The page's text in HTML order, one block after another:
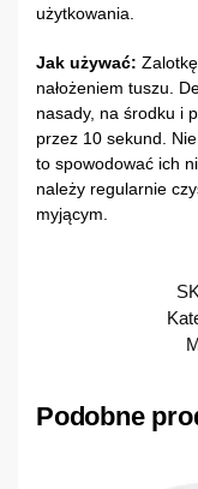
użytkowania.
Jak używać:
nałożeniem tuszu.
nasady, na środku i
przez 10 sekund.
to spowodować ich
należy regularnie
myjącym.
Podobne